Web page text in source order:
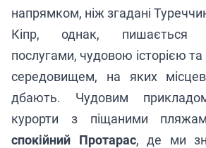
напрямком, ніж згадані
Кіпр, однак, пишається
послугами, чудовою історією
середовищем, на яких
дбають. Чудовим
курорти з піщаними
спокійний Протарас, де ми